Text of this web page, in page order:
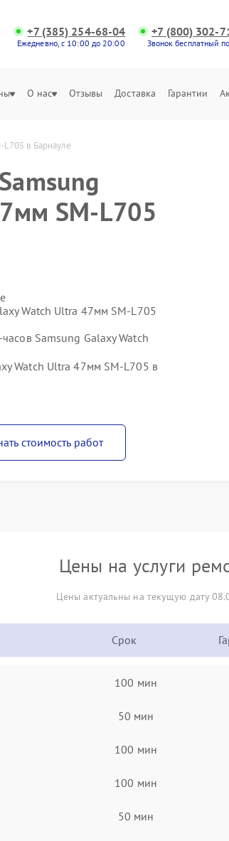
+7 (385) 254-68-04
Ежедневно, с 10:00 до 20:00
+7 (800) 302-
Звонок бесплатный
О нас Отзывы Доставка Гарантии
L705 в Барнауле
SM-L705
Watch Ultra 47мм SM-L705
Samsung Galaxy Watch
Watch Ultra 47мм SM-L705 в
стоимость работ
Цены на услуги
Цены актуальны на текущую дату
Срок
100 мин
50 мин
100 мин
100 мин
50 мин